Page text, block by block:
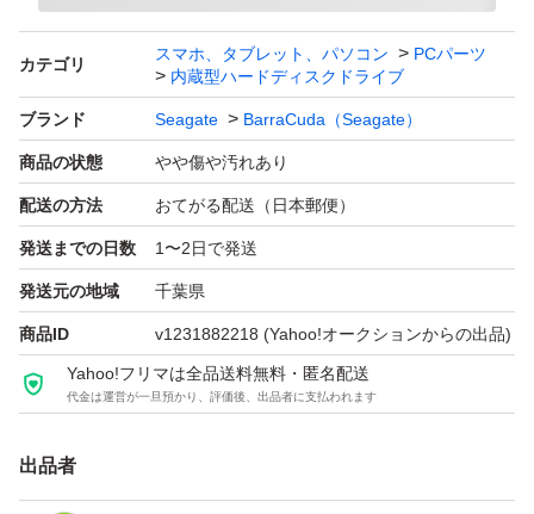
(2){CrystalDiskinfo}チェックソフトにて状態が正常
注:商品状況はCrystalDiskinfoのデータのみ対応
(3)PCで（NTFS）フォーマットが可能、動作確認を行う
ため若干動作時間・回数が増えます
(4)必ず画像商品届ける
(5) 運送より不注意など 認識ができない/他の初期不良の場
合は おてがる配送（日本郵便）お見舞い制度にご申請し
てください
カテゴリ
スマホ、タブレット、パソコン
PCパーツ
内蔵型ハードディスクドライブ
ブランド Seagate BarraCuda（Seagate）
商品の状態 やや傷や汚れあり
配送の方法 おてがる配送（日本郵便）
発送までの日数 1〜2日で発送
発送元の地域 千葉県
商品ID v1231882218 (Yahoo!オークションからの出品)
Yahoo!フリマは全品送料無料・匿名配送
代金は運営が一旦預かり、評価後、出品者に支払われます
出品者